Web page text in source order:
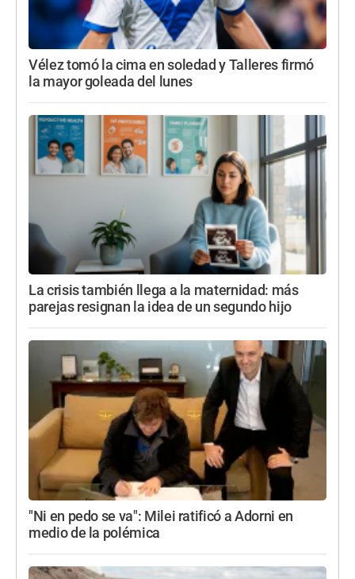
Vélez tomó la cima en soledad y Talleres firmó
la mayor goleada del lunes
La crisis también llega a la maternidad: más
parejas resignan la idea de un segundo hijo
"Ni en pedo se va": Milei ratificó a Adorni en
medio de la polémica